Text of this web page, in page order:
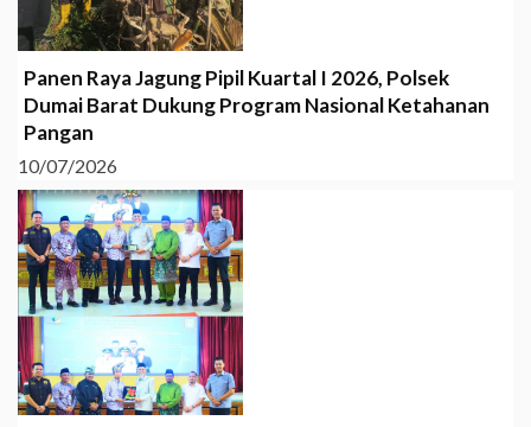
Panen Raya Jagung Pipil Kuartal I 2026, Polsek
Dumai Barat Dukung Program Nasional Ketahanan
Pangan
10/07/2026